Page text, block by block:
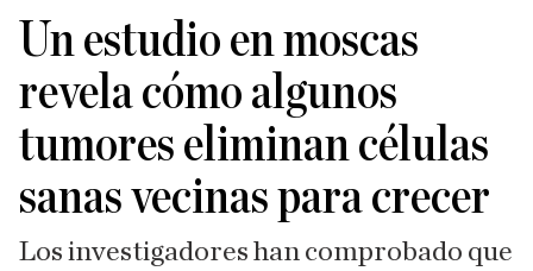
Un estudio en moscas
revela cómo algunos
tumores eliminan células
sanas vecinas para crecer
Los investigadores han comprobado que